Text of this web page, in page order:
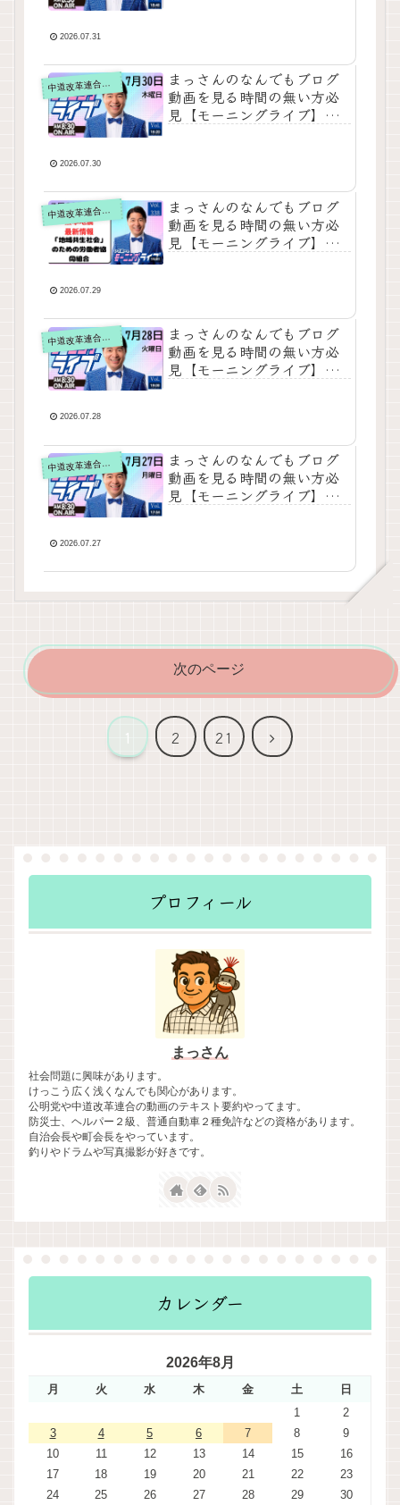
る新聞情報【 15分解説 / 政
治ニュース / 生配信 / 中道
動画 】をテキスト要約
2026.07.31
中道改革連合の動画をテキスト要約
まっさんのなんでもブログ
動画を見る時間の無い方必
見【モーニングライブ】
る新聞情報【 15分解説 / 政
治ニュース / 生配信 / 中道
動画 】をテキスト要約
2026.07.30
中道改革連合の動画をテキスト要約
まっさんのなんでもブログ
動画を見る時間の無い方必
見【モーニングライブ】
る新聞情報【 15分解説 / 政
治ニュース / 生配信 / 中道
動画 】をテキスト要約
2026.07.29
中道改革連合の動画をテキスト要約
まっさんのなんでもブログ
動画を見る時間の無い方必
見【モーニングライブ】
る新聞情報【 15分解説 / 政
治ニュース / 生配信 / 中道
動画 】をテキスト要約
2026.07.28
中道改革連合の動画をテキスト要約
まっさんのなんでもブログ
動画を見る時間の無い方必
見【モーニングライブ】
る新聞情報【 15分解説 / 政
動画 】をテキスト要約
2026.07.27
次のページ
1 2 21
次
プロフィール
まっさん
社会問題に興味があります。
けっこう広く浅くなんでも関心があります。
公明党や中道改革連合の動画のテキスト要約やってます。
防災士、ヘルパー２級、普通自動車２種免許などの資格があります。
自治会長や町会長をやっています。
釣りやドラムや写真撮影が好きです。
カレンダー
2026年8月
月 火 水 木 金 土
日
1
2
3
4 5 6 7 8
9
10
11 12 13 14 15
16
17
18 19 20 21 22
23
24
25 26 27 28 29 30